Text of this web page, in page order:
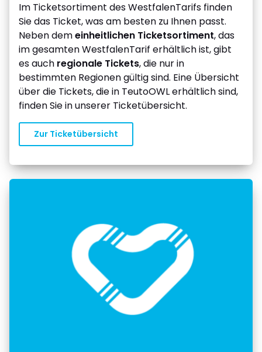
Im Ticketsortiment des WestfalenTarifs finden
Sie das Ticket, was am besten zu Ihnen passt.
Neben demeinheitlichen Ticketsortiment, das
im gesamten WestfalenTarif erhältlich ist, gibt
es auch regionale Tickets, die nur in
bestimmten Regionen gültig sind. Eine Übersicht
über die Tickets, die in TeutoOWL erhältlich sind,
finden Sie in unserer Ticketübersicht.
Zur Ticketübersicht